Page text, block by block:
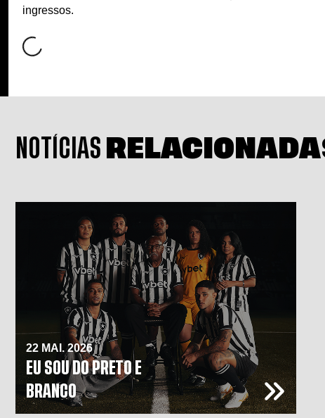
ingressos.
NOTÍCIAS
22 MAI. 2026
EU SOU DO PRETO E
BRANCO